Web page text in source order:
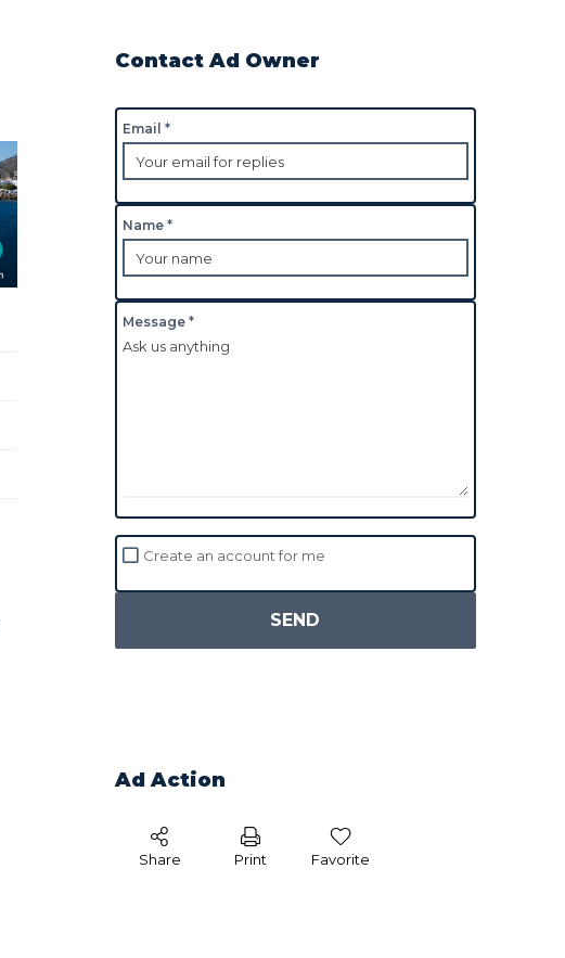
Contact Ad Owner
Email *
Name *
Message *
Create an account for me
SEND
Ad Action
Share Print Favorite